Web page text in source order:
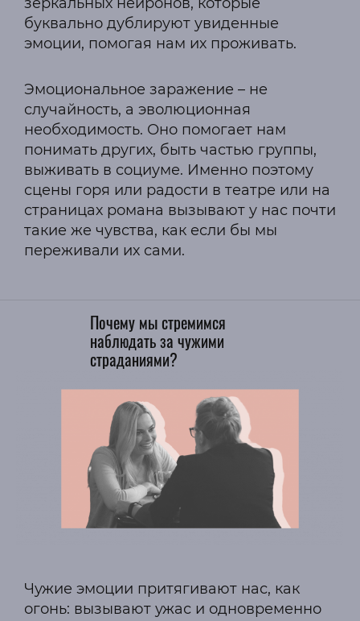
буквально дублируют увиденные
эмоции, помогая нам их проживать.
Эмоциональное заражение – не
случайность, а эволюционная
необходимость. Оно помогает нам
понимать других, быть частью группы,
выживать в социуме. Именно поэтому
сцены горя или радости в театре или на
страницах романа вызывают у нас почти
такие же чувства, как если бы мы
переживали их сами.
Почему мы стремимся
наблюдать за чужими
страданиями?
Чужие эмоции притягивают нас, как
огонь: вызывают ужас и одновременно